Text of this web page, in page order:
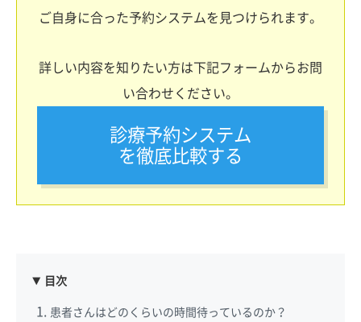
ご自身に合った予約システムを見つけられます。
詳しい内容を知りたい方は下記フォームからお問
い合わせください。
診療予約システム
を徹底比較する
目次
患者さんはどのくらいの時間待っているのか？